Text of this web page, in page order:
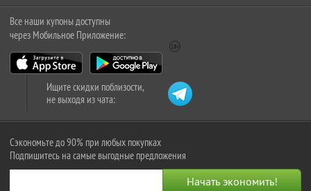
Все наши купоны доступны
через Мобильное Приложение:
Ищите скидки поблизости,
не выходя из чата:
Сэкономьте до 90% при любых покупках
Подпишитесь на самые выгодные предложения